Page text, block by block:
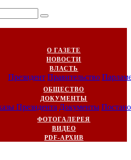
О ГАЗЕТЕ
НОВОСТИ
ВЛАСТЬ
Президент Правительство
ОБЩЕСТВО
ДОКУМЕНТЫ
Президента Документы
ФОТОГАЛЕРЕЯ
ВИДЕО
PDF-АРХИВ